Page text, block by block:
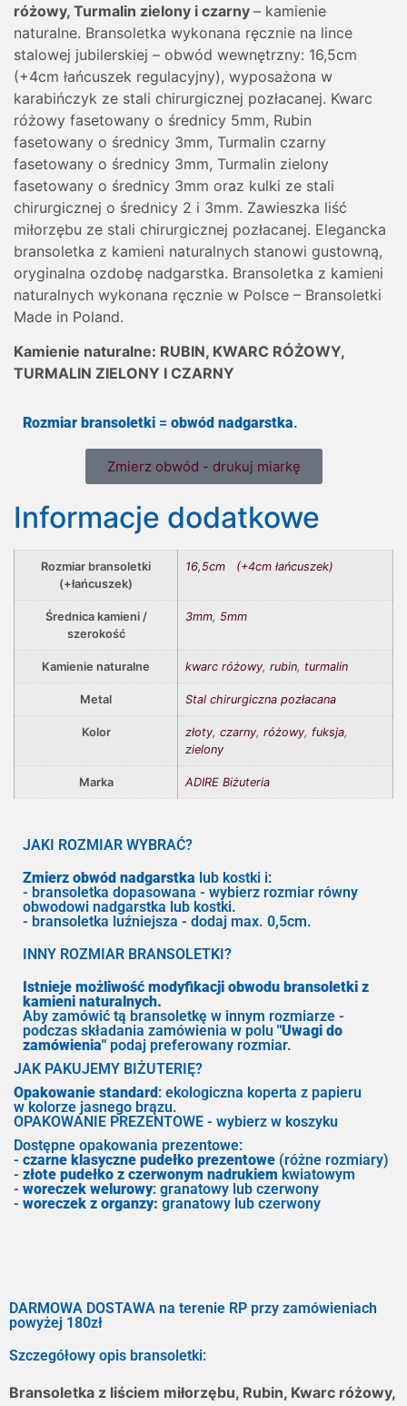
różowy, Turmalin zielony i czarny – kamienie
naturalne. Bransoletka wykonana ręcznie na lince
stalowej jubilerskiej – obwód wewnętrzny: 16,5cm
(+4cm łańcuszek regulacyjny), wyposażona w
karabińczyk ze stali chirurgicznej pozłacanej. Kwarc
różowy fasetowany o średnicy 5mm, Rubin
fasetowany o średnicy 3mm, Turmalin czarny
fasetowany o średnicy 3mm, Turmalin zielony
fasetowany o średnicy 3mm oraz kulki ze stali
chirurgicznej o średnicy 2 i 3mm. Zawieszka liść
miłorzębu ze stali chirurgicznej pozłacanej. Elegancka
bransoletka z kamieni naturalnych stanowi gustowną,
oryginalna ozdobę nadgarstka. Bransoletka z kamieni
naturalnych wykonana ręcznie w Polsce – Bransoletki
Made in Poland.
Kamienie naturalne: RUBIN, KWARC RÓŻOWY,
TURMALIN ZIELONY I CZARNY
Rozmiar bransoletki = obwód nadgarstka.
Zmierz obwód - drukuj miarkę
Informacje dodatkowe
Rozmiar bransoletki
(+łańcuszek)
16,5cm (+4cm łańcuszek)
Średnica kamieni /
szerokość
3mm, 5mm
Kamienie naturalne kwarc różowy, rubin, turmalin
Metal Stal chirurgiczna pozłacana
Kolor złoty, czarny, różowy, fuksja,
zielony
Marka ADIRE Biżuteria
JAKI ROZMIAR WYBRAĆ?
Zmierz obwód nadgarstka lub kostki i:
- bransoletka dopasowana - wybierz rozmiar równy
obwodowi nadgarstka lub kostki.
- bransoletka luźniejsza - dodaj max. 0,5cm.
INNY ROZMIAR BRANSOLETKI?
Istnieje możliwość modyfikacji obwodu bransoletki z
kamieni naturalnych.
Aby zamówić tą bransoletkę w innym rozmiarze -
podczas składania zamówienia w polu "Uwagi do
zamówienia" podaj preferowany rozmiar.
JAK PAKUJEMY BIŻUTERIĘ?
Opakowanie standard: ekologiczna koperta z papieru
w kolorze jasnego brązu.
OPAKOWANIE PREZENTOWE - wybierz w koszyku
Dostępne opakowania prezentowe:
- czarne klasyczne pudełko prezentowe (różne rozmiary)
- złote pudełko z czerwonym nadrukiem kwiatowym
- woreczek welurowy: granatowy lub czerwony
- woreczek z organzy: granatowy lub czerwony
DARMOWA DOSTAWA na terenie RP przy zamówieniach
powyżej 180zł
Szczegółowy opis bransoletki:
Bransoletka z liściem miłorzębu, Rubin, Kwarc różowy,